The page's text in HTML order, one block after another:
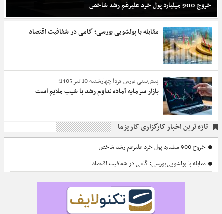
خروج 900 میلیارد پول خرد علیرغم رشد شاخص
مقابله با پولشویی بورسی؛ گامی در شفافیت اقتصاد
پیش‌بینی بورس فردا چهارشنبه 10 تیر 1405؛
بازار سرمایه آماده تداوم رشد با شیب ملایم است
تازه ترین اخبارکارگزاری کاریزما
خروج 900 میلیارد پول خرد علیرغم رشد شاخص
مقابله با پولشویی بورسی؛ گامی در شفافیت اقتصاد